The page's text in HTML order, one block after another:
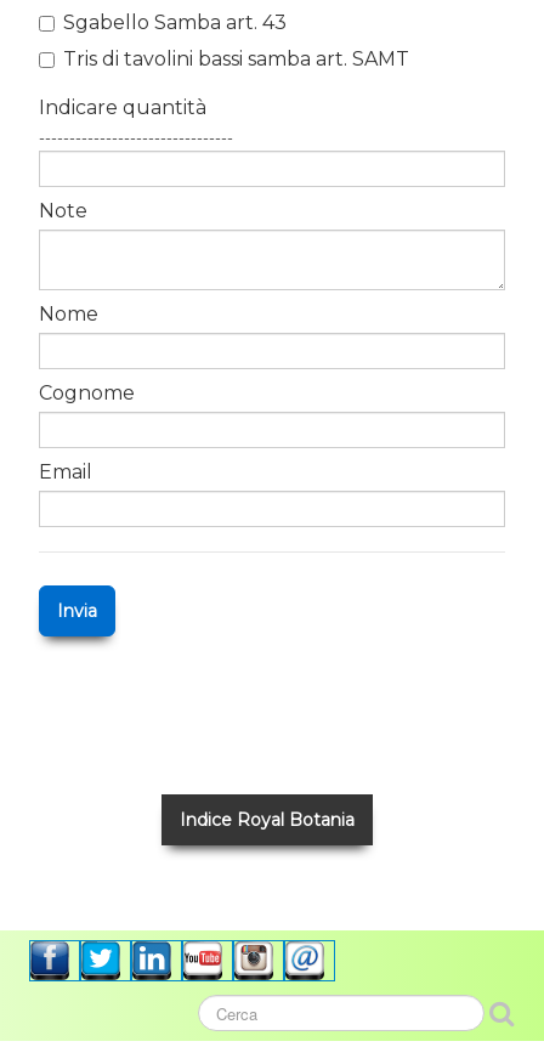
Sgabello Samba art. 43
Tris di tavolini bassi samba art. SAMT
Indicare quantità
--------------------------------
Note
Nome
Cognome
Email
Invia
Indice Royal Botania